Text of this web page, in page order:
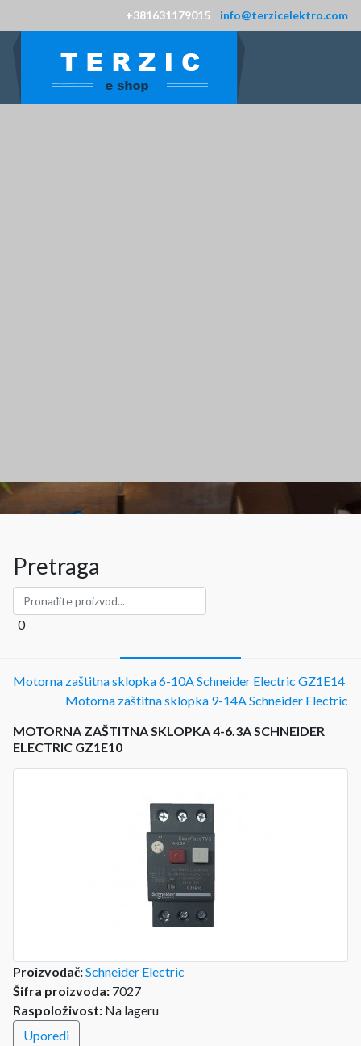
+381631179015 info@terzicelektro.com
Pretraga
0
Motorna zaštitna sklopka 6-10A Schneider Electric GZ1E14
Motorna zaštitna sklopka 9-14A Schneider Electric
MOTORNA ZAŠTITNA SKLOPKA 4-6.3A SCHNEIDER
ELECTRIC GZ1E10
Proizvođač:Schneider Electric
Šifra proizvoda: 7027
Raspoloživost: Na lageru
Uporedi